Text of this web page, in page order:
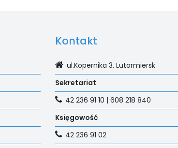
Kontakt
ul.Kopernika 3, Lutormiersk
Sekretariat
42 236 91 10 | 608 218 840
Księgowość
42 236 91 02